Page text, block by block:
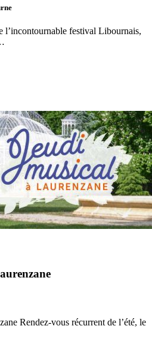
l’incontournable festival Libournais,
Rendez-vous récurrent de l’été, le